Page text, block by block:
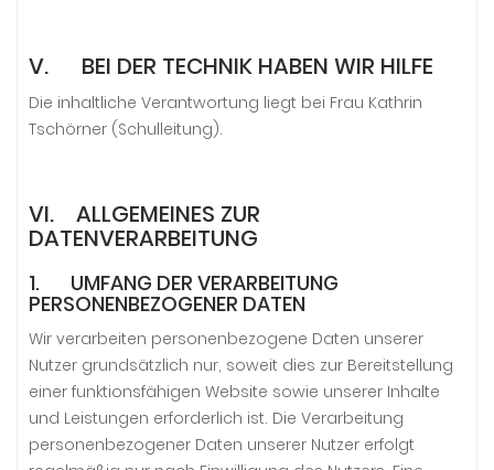
V. BEI DER TECHNIK HABEN WIR HILFE
Die inhaltliche Verantwortung liegt bei Frau Kathrin
Tschörner (Schulleitung).
VI. ALLGEMEINES ZUR
DATENVERARBEITUNG
1. UMFANG DER VERARBEITUNG
PERSONENBEZOGENER DATEN
Wir verarbeiten personenbezogene Daten unserer
Nutzer grundsätzlich nur, soweit dies zur Bereitstellung
einer funktionsfähigen Website sowie unserer Inhalte
und Leistungen erforderlich ist. Die Verarbeitung
personenbezogener Daten unserer Nutzer erfolgt